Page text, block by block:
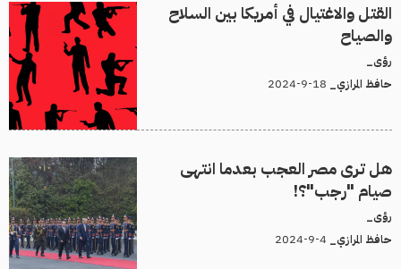
القتل والاغتيال في أمريكا بين السلاح
والصياح
رؤى_
حافظ المرازي_
هل ترى مصر العجب بعدما انتهى
صيام "رجب"؟!
رؤى_
حافظ المرازي_